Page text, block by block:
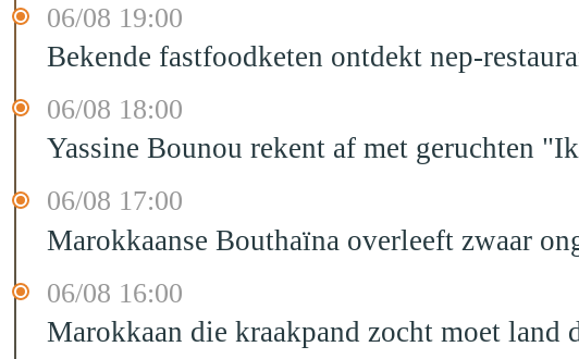
06/08 19:00
Bekende fastfoodketen ontdekt nep-
06/08 18:00
Yassine Bounou rekent af met geruchten
06/08 17:00
Marokkaanse Bouthaïna overleeft zwaar
06/08 16:00
Marokkaan die kraakpand zocht moet